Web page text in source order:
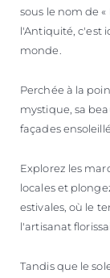
sous le nom de «
l'Antiquité, c'est
monde.
Perchée à la
mystique, sa
façades
Explorez les
locales et
estivales, où le
l'artisanat
Tandis que le